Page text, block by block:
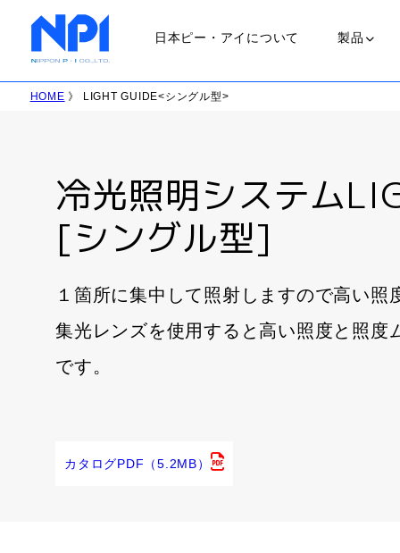
日本ピー・アイについて 製品
ＨＩＤランプ
会社概要
HOME 》 LIGHT GUIDE<シングル型>
冷光照明システム
[シングル型]
１箇所に集中して照射しますので高い照
集光レンズを使用すると高い照度と照度
です。
カタログPDF（5.2MB）